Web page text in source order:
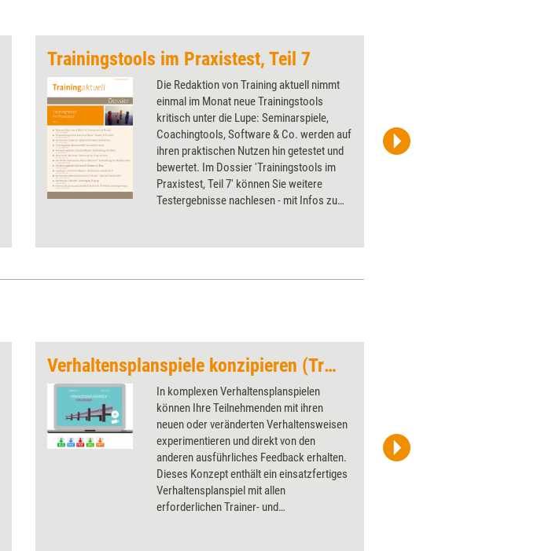
Trainingstools im Praxistest, Teil 7
Die Redaktion von Training aktuell nimmt
einmal im Monat neue Trainingstools
kritisch unter die Lupe: Seminarspiele,
Coachingtools, Software & Co. werden auf
ihren praktischen Nutzen hin getestet und
bewertet. Im Dossier 'Trainingstools im
Praxistest, Teil 7' können Sie weitere
Testergebnisse nachlesen - mit Infos zu
und Kartenspiele, ein Stressmanagement-
Verhaltensplanspiele konzipieren (Trainingskonzept)
In komplexen Verhaltensplanspielen
können Ihre Teilnehmenden mit ihren
neuen oder veränderten Verhaltensweisen
experimentieren und direkt von den
anderen ausführliches Feedback erhalten.
Dieses Konzept enthält ein einsatzfertiges
Verhaltensplanspiel mit allen
erforderlichen Trainer- und